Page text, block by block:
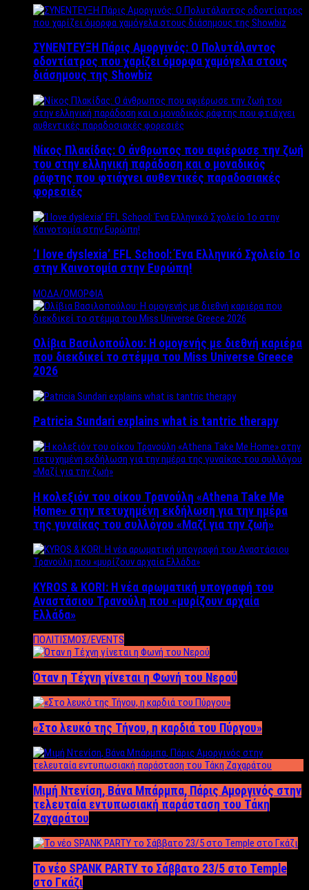
ΣΥΝΕΝΤΕΥΞΗ Πάρις Αμοργινός: O Πολυτάλαντος
οδοντίατρος που χαρίζει όμορφα χαμόγελα στους
διάσημους της Showbiz
Νίκος Πλακίδας: O άνθρωπος που αφιέρωσε την ζωή
του στην ελληνική παράδοση και ο μοναδικός
ράφτης που φτιάχνει αυθεντικές παραδοσιακές
φορεσιές
‘Ι love dyslexia’ EFL School: Ένα Ελληνικό Σχολείo 1ο
στην Καινοτομία στην Ευρώπη!
ΜΟΔΑ/ΟΜΟΡΦΙΑ
Ολίβια Βασιλοπούλου: Η ομογενής με διεθνή καριέρα
που διεκδικεί το στέμμα του Miss Universe Greece
2026
Patricia Sundari explains what is tantric therapy
Η κολεξιόν του οίκου Τρανούλη «Athena Take Me
Home» στην πετυχημένη εκδήλωση για την ημέρα
της γυναίκας του συλλόγου «Μαζί για την ζωή»
KYROS & KORI: Η νέα αρωματική υπογραφή του
Αναστάσιου Τρανούλη που «μυρίζουν αρχαία
Ελλάδα»
ΠΟΛΙΤΙΣΜΟΣ/EVENTS
Όταν η Τέχνη γίνεται η Φωνή του Νερού
«Στο λευκό της Τήνου, η καρδιά του Πύργου»
Μιμή Ντενίση, Βάνα Μπάρμπα, Πάρις Αμοργινός στην
τελευταία εντυπωσιακή παράσταση του Τάκη
Ζαχαράτου
Το νέο SPANK PARTY το Σάββατο 23/5 στο Temple
στο Γκάζι